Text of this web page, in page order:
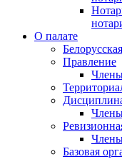
О палате
Правление
Базовая